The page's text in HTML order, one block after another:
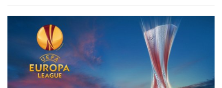
68), Луис Каванда, Антонио Кандрева, Серджио Флоккари.
Главный тренер - Владимир